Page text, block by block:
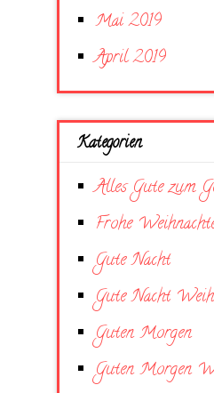
Mai 2019
April 2019
Kategorien
Alles Gute zum
Frohe
Gute Nacht
Gute Nacht
Guten Morgen
Guten Morgen